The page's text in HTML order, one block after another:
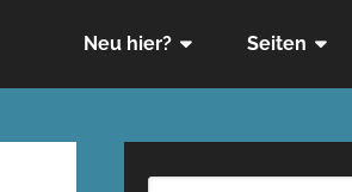
Neu hier? Seiten